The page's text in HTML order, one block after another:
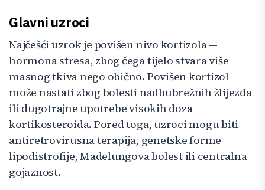
Glavni uzroci
Najčešći uzrok je povišen nivo kortizola —
hormona stresa, zbog čega tijelo stvara više
masnog tkiva nego obično. Povišen kortizol
može nastati zbog bolesti nadbubrežnih žlijezda
ili dugotrajne upotrebe visokih doza
kortikosteroida. Pored toga, uzroci mogu biti
antiretrovirusna terapija, genetske forme
lipodistrofije, Madelungova bolest ili centralna
gojaznost.